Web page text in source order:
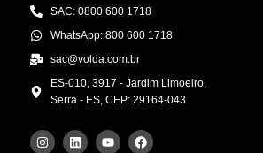
SAC: 0800 600 1718
WhatsApp: 800 600 1718
sac@volda.com.br
ES-010, 3917 - Jardim Limoeiro,
Serra - ES, CEP: 29164-043